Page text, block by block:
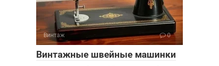
Винтаж 0
Винтажные швейные машинки